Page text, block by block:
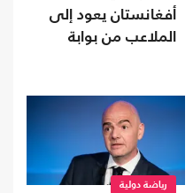
أفغانستان يعود إلى
الملاعب من بوابة
رياضة دولية